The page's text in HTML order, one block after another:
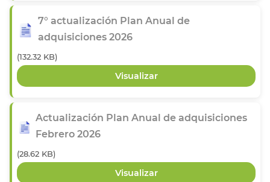
7° actualización Plan Anual de
adquisiciones 2026
(132.32 KB)
Actualización Plan Anual de adquisiciones
Febrero 2026
(28.62 KB)